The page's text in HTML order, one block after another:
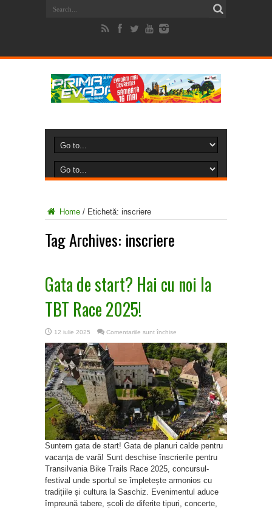
Home / Etichetă: inscriere
Tag Archives: inscriere
Gata de start? Hai cu noi la
TBT Race 2025!
12 iulie 2025 Comentariile sunt închise
de
start?
Hai
cu
noi
la
TBT
Race
2025!
Suntem gata de start! Gata de planuri calde pentru
vacanța de vară! Sunt deschise înscrierile pentru
Transilvania Bike Trails Race 2025, concursul-
festival unde sportul se împletește armonios cu
tradițiile și cultura la Saschiz. Evenimentul aduce
împreună tabere, școli de diferite tipuri, concerte,